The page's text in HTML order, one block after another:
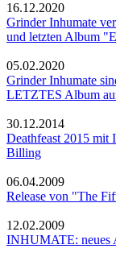
16.12.2020
Grinder Inhumate
und letzten Album
05.02.2020
Grinder Inhumate
LETZTES Album
30.12.2014
Deathfeast 2015 mit
Billing
06.04.2009
Release von "The
12.02.2009
INHUMATE: neues